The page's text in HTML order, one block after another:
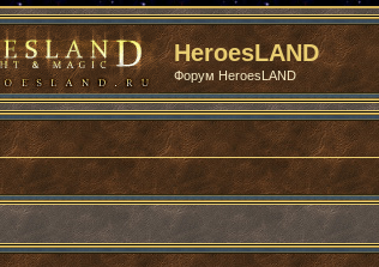
HeroesLAND
Форум HeroesLAND